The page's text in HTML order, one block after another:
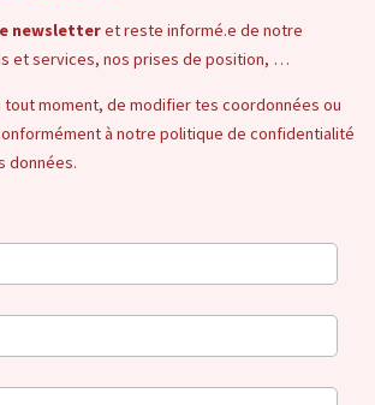
newsletteret reste informé.e de notre
et services, nos prises de position, …
tout moment, de modifier tes coordonnées ou
à notre politique de confidentialité
données.